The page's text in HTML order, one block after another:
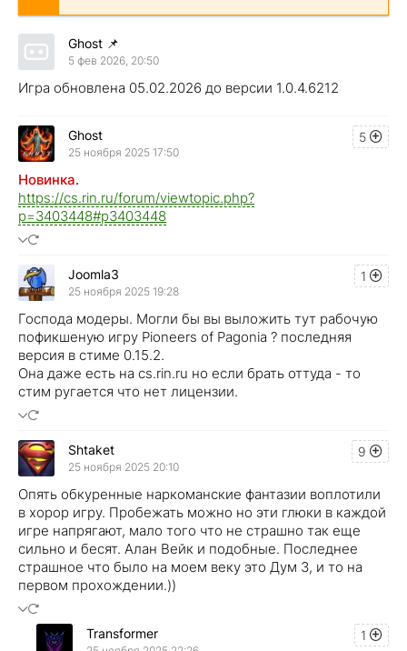
Ghost 📌
5 фев 2026, 20:50
Игра обновлена 05.02.2026 до версии 1.0.4.6212
5
Ghost
25 ноября 2025 17:50
Новинка.
https://cs.rin.ru/forum/viewtopic.php?
p=3403448#p3403448
1
Joomla3
25 ноября 2025 19:28
Господа модеры. Могли бы вы выложить тут рабочую
пофикшеную игру Pioneers of Pagonia ? последняя
версия в стиме 0.15.2.
Она даже есть на cs.rin.ru но если брать оттуда - то
стим ругается что нет лицензии.
9
Shtaket
25 ноября 2025 20:10
Опять обкуренные наркоманские фантазии воплотили
в хорор игру. Пробежать можно но эти глюки в каждой
игре напрягают, мало того что не страшно так еще
сильно и бесят. Алан Вейк и подобные. Последнее
страшное что было на моем веку это Дум 3, и то на
первом прохождении.))
1
Transformer